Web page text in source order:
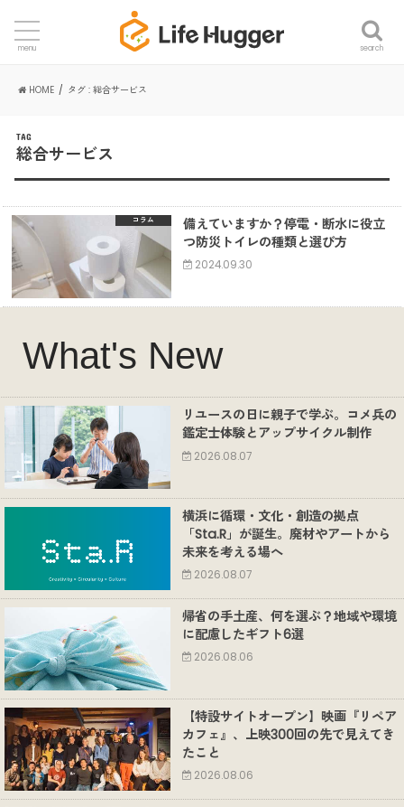
search
menu
HOME タグ : 総合サービス
TAG
総合サービス
コラム
備えていますか？停電・断水に役立
つ防災トイレの種類と選び方
2024.09.30
What's New
リユースの日に親子で学ぶ。コメ兵の
鑑定士体験とアップサイクル制作
2026.08.07
横浜に循環・文化・創造の拠点
「Sta.R」が誕生。廃材やアートから
未来を考える場へ
2026.08.07
帰省の手土産、何を選ぶ？地域や環境
に配慮したギフト6選
2026.08.06
【特設サイトオープン】映画『リペア
カフェ』、上映300回の先で見えてき
たこと
2026.08.06